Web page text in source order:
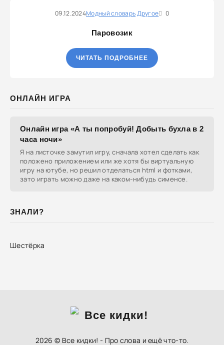
09.12.2024Модный словарьДругое 0
Паровозик
ЧИТАТЬ ПОДРОБНЕЕ
ОНЛАЙН ИГРА
Онлайн игра «А ты попробуй! Добыть бухла в 2
часа ночи»
Я на листочке замутил игру, сначала хотел сделать как
положено приложением или же хотя бы виртуальную
игру на ютубе, но решил отделаться html и фотками,
зато играть можно даже на каком-нибудь сименсе.
ЗНАЛИ?
Шестёрка
2026 © Все кидки! - Про слова и ещё что-то.